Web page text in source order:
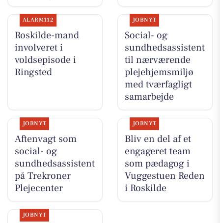
ALARM112
Roskilde-mand
involveret i
voldsepisode i
Ringsted
JOBNYT
Social- og
sundhedsassistent
til nærværende
plejehjemsmiljø
med tværfagligt
samarbejde
JOBNYT
Aftenvagt som
social- og
sundhedsassistent
på Trekroner
Plejecenter
JOBNYT
Bliv en del af et
engageret team
som pædagog i
Vuggestuen Reden
i Roskilde
JOBNYT